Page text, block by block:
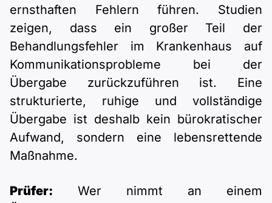
ernsthaften Fehlern führen. Studien
zeigen, dass ein großer Teil der
Behandlungsfehler im Krankenhaus auf
Kommunikationsprobleme bei der
Übergabe zurückzuführen ist. Eine
strukturierte, ruhige und vollständige
Übergabe ist deshalb kein bürokratischer
Aufwand, sondern eine lebensrettende
Maßnahme.
Prüfer: Wer nimmt an einem